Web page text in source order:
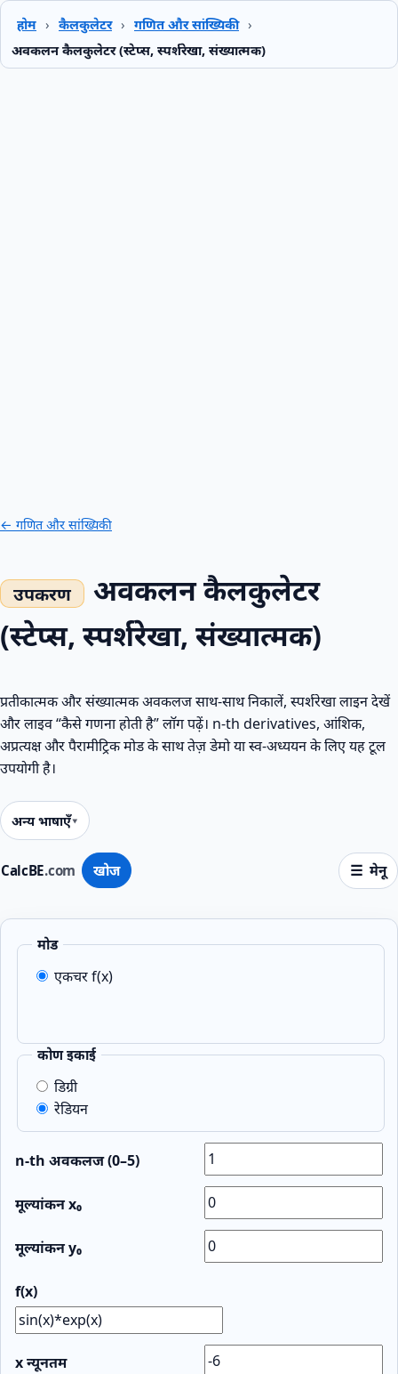
होम › कैलकुलेटर › गणित और सांख्यिकी ›
अवकलन कैलकुलेटर (स्टेप्स, स्पर्शरेखा, संख्यात्मक)
CalcBE.com खोज मेनू
← गणित और सांख्यिकी
अवकलन कैलकुलेटर
(स्टेप्स, स्पर्शरेखा, संख्यात्मक)
प्रतीकात्मक और संख्यात्मक अवकलज साथ‑साथ निकालें, स्पर्शरेखा लाइन देखें
और लाइव “कैसे गणना होती है” लॉग पढ़ें। n‑th derivatives, आंशिक,
अप्रत्यक्ष और पैरामीट्रिक मोड के साथ तेज़ डेमो या स्व‑अध्ययन के लिए यह टूल
उपयोगी है।
अन्य भाषाएँ
मोड
एकचर f(x)
कोण इकाई
डिग्री
रेडियन
n‑th अवकलज (0–5)
मूल्यांकन x₀
मूल्यांकन y₀
f(x)
x न्यूनतम